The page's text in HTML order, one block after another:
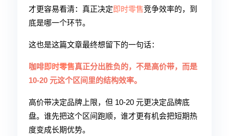
才更容易看清：真正决定即时零售竞争效率的，到
底是哪一个环节。
这也是这篇文章最终想留下的一句话：
咖啡即时零售真正分出胜负的，不是高价带，而是
10-20 元这个区间里的结构效率。
高价带决定品牌上限，但 10-20 元更决定品牌底
盘。谁先把这个区间跑顺，谁才更有机会把短期热
度变成长期优势。